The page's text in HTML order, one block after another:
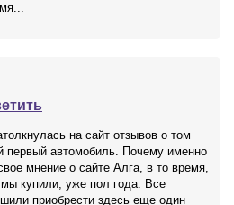
на сайт отзывов о том
первый автомобиль. Почему именно
мнение о сайте Алга, в то время,
купили, уже пол года. Все
приобрести здесь еще один